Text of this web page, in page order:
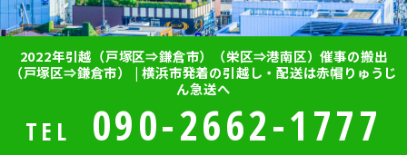
2022年引越（戸塚区⇒鎌倉市）（栄区⇒港南区）催事の搬出
（戸塚区⇒鎌倉市） | 横浜市発着の引越し・配送は赤帽りゅうじ
ん急送へ
TEL 090-2662-1777